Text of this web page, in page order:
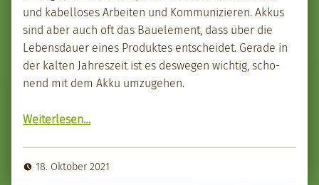
und kabel­los­es Arbeit­en und Kom­mu­nizieren. Akkus
sind aber auch oft das Bauele­ment, dass über die
Lebens­dauer eines Pro­duk­tes entschei­det. Ger­ade in
der kalten Jahreszeit ist es deswe­gen wichtig, scho­
nend mit dem Akku umzuge­hen.
Weit­er­lesen…
18. Oktober 2021